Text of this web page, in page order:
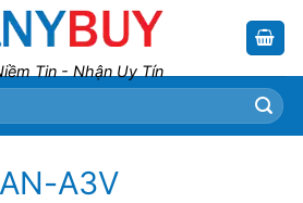
Tin - Nhận Uy Tín
AN-A3V